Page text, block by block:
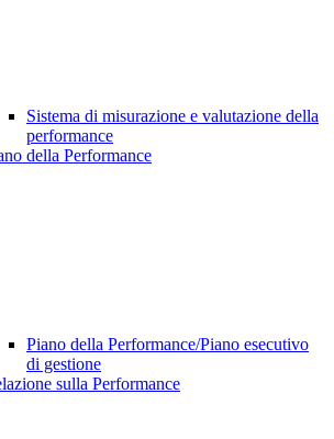
Sistema di misurazione e valutazione della
performance
della Performance
Piano della Performance/Piano esecutivo
di gestione
sulla Performance